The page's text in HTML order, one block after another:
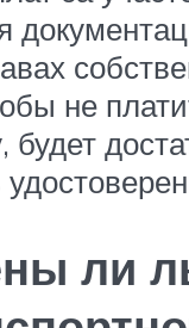
не
будет
ли